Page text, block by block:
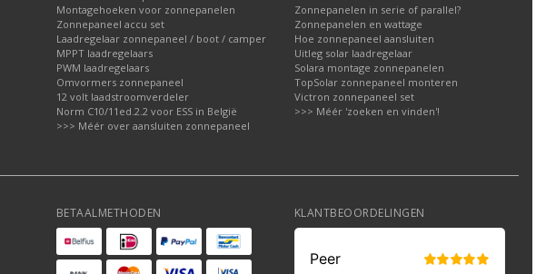
Montagehoeken voor zonnepanelen
Zonnepaneel accu set
Laadregelaar zonnepaneel / boot / camper
MPPT laadregelaars
PWM laadregelaars
Omvormers zonnepaneel
12 volt laadstroomverdeler
Norm C10/11ed.2.2 voor ESS in België
>>> Méér over aansluiten zonnepaneel
Zonnepanelen in serie of parallel?
Zonnepanelen en wattage
Hoe zonnepaneel aansluiten
Uitleg solar laadregelaar
Solara montage zonnepanelen
TopSolar zonnepaneel monteren
Victron zonnepaneel set
>>> Méér 'zoeken en vinden'!
BETAALMETHODEN KLANTBEOORDELINGEN